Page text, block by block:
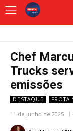
Chef
Trucks
emissões
DESTAQUE FROTA
11 de junho de 2025